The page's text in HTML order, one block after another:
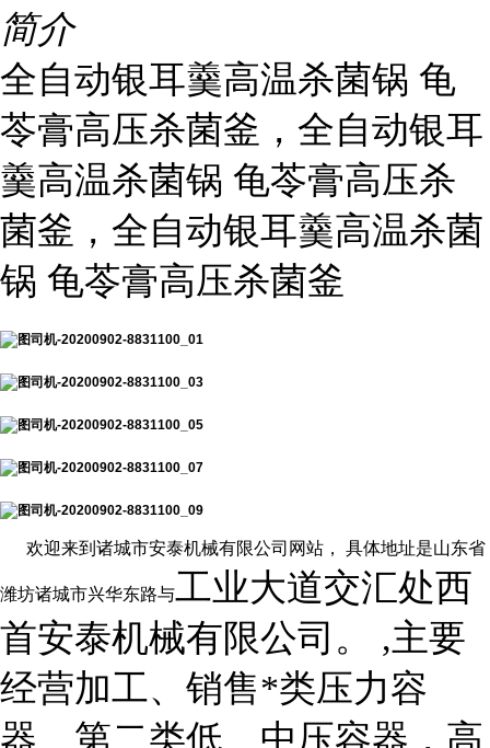
简介
全自动银耳羹高温杀菌锅 龟
苓膏高压杀菌釜，全自动银耳
羹高温杀菌锅 龟苓膏高压杀
菌釜，全自动银耳羹高温杀菌
锅 龟苓膏高压杀菌釜
欢迎来到诸城市安泰机械有限公司网站， 具体地址是山东省
潍坊诸城市兴华东路与工业大道交汇处西
首安泰机械有限公司。
,主要
经营加工、销售*类压力容
器、 第二类低、中压容器，高